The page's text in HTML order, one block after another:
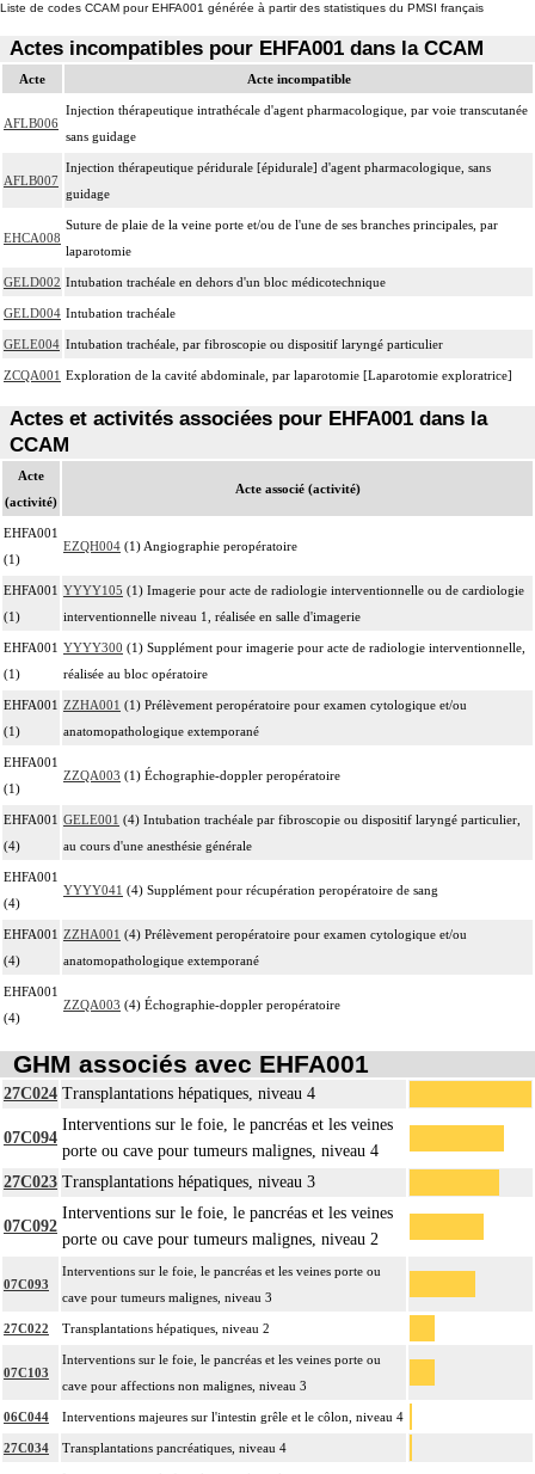
Liste de codes CCAM pour EHFA001 générée à partir des statistiques du PMSI français
Actes incompatibles pour EHFA001 dans la CCAM
Acte Acte incompatible
AFLB006
Injection thérapeutique intrathécale d'agent pharmacologique, par voie transcutanée
sans guidage
AFLB007
Injection thérapeutique péridurale [épidurale] d'agent pharmacologique, sans
guidage
EHCA008
Suture de plaie de la veine porte et/ou de l'une de ses branches principales, par
laparotomie
GELD002 Intubation trachéale en dehors d'un bloc médicotechnique
GELD004 Intubation trachéale
GELE004 Intubation trachéale, par fibroscopie ou dispositif laryngé particulier
ZCQA001 Exploration de la cavité abdominale, par laparotomie [Laparotomie exploratrice]
Actes et activités associées pour EHFA001 dans la
CCAM
Acte
(activité)
Acte associé (activité)
EHFA001
(1)
EZQH004 (1) Angiographie peropératoire
EHFA001
(1)
YYYY105 (1) Imagerie pour acte de radiologie interventionnelle ou de cardiologie
interventionnelle niveau 1, réalisée en salle d'imagerie
EHFA001
(1)
YYYY300 (1) Supplément pour imagerie pour acte de radiologie interventionnelle,
réalisée au bloc opératoire
EHFA001
(1)
ZZHA001 (1) Prélèvement peropératoire pour examen cytologique et/ou
anatomopathologique extemporané
EHFA001
(1)
ZZQA003 (1) Échographie-doppler peropératoire
EHFA001
(4)
GELE001 (4) Intubation trachéale par fibroscopie ou dispositif laryngé particulier,
au cours d'une anesthésie générale
EHFA001
(4)
YYYY041 (4) Supplément pour récupération peropératoire de sang
EHFA001
(4)
ZZHA001 (4) Prélèvement peropératoire pour examen cytologique et/ou
anatomopathologique extemporané
EHFA001
(4)
ZZQA003 (4) Échographie-doppler peropératoire
GHM associés avec EHFA001
27C024 Transplantations hépatiques, niveau 4
07C094
Interventions sur le foie, le pancréas et les veines
porte ou cave pour tumeurs malignes, niveau 4
27C023 Transplantations hépatiques, niveau 3
07C092
Interventions sur le foie, le pancréas et les veines
porte ou cave pour tumeurs malignes, niveau 2
07C093
Interventions sur le foie, le pancréas et les veines porte ou
cave pour tumeurs malignes, niveau 3
27C022 Transplantations hépatiques, niveau 2
07C103
Interventions sur le foie, le pancréas et les veines porte ou
cave pour affections non malignes, niveau 3
06C044 Interventions majeures sur l'intestin grêle et le côlon, niveau 4
27C034 Transplantations pancréatiques, niveau 4